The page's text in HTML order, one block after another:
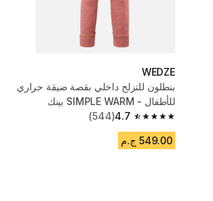
WEDZE
بنطلون للتزلج داخلي بقصة ضيقة حراري
للأطفال - SIMPLE WARM بينك
4.7
4.7 out of 5 stars from 544 reviews
(544)
549.00 ج.م